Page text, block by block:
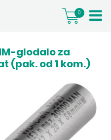
0
glodalo za
(pak. od 1 kom.)